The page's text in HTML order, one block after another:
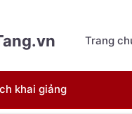
Trang
khai giảng